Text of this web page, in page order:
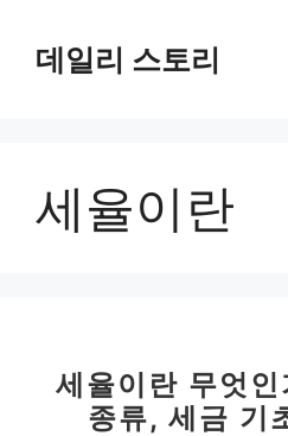
데일리 스토리
세율이란
세율이란 무엇
종류, 세금 기